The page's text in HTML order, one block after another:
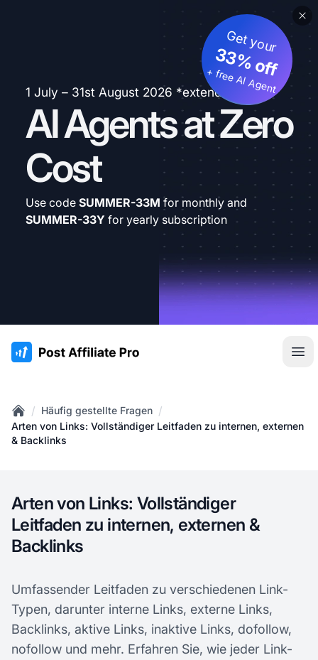
1 July – 31st August 2026 *extended
AI Agents at Zero
Cost
Get your
33% off
+ free AI Agent
Use code SUMMER-33M for monthly and
SUMMER-33Y for yearly subscription
:site.title
Home
/ Häufig gestellte Fragen /
Arten von Links: Vollständiger Leitfaden zu internen, externen
& Backlinks
Arten von Links: Vollständiger
Leitfaden zu internen, externen &
Backlinks
Umfassender Leitfaden zu verschiedenen Link-
Typen, darunter interne Links, externe Links,
Backlinks, aktive Links, inaktive Links, dofollow,
nofollow und mehr. Erfahren Sie, wie jeder Link-